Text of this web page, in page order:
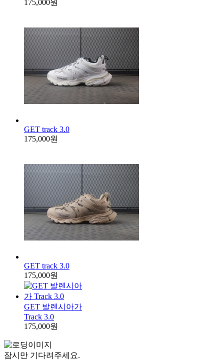
175,000원
GET track 3.0
175,000원
GET track 3.0
175,000원
GET 발렌시아가
Track 3.0
175,000원
잠시만 기다려주세요.